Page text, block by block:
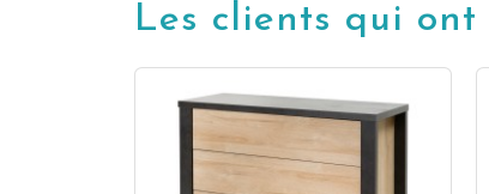
Les clients qui ont